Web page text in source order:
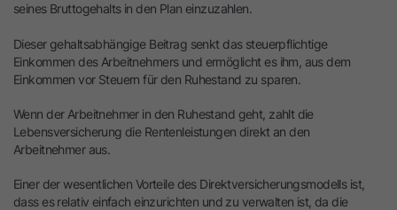
seines Bruttogehalts in den Plan einzuzahlen.
Dieser gehaltsabhängige Beitrag senkt das steuerpflichtige
Einkommen des Arbeitnehmers und ermöglicht es ihm, aus dem
Einkommen vor Steuern für den Ruhestand zu sparen.
Wenn der Arbeitnehmer in den Ruhestand geht, zahlt die
Lebensversicherung die Rentenleistungen direkt an den
Arbeitnehmer aus.
Einer der wesentlichen Vorteile des Direktversicherungsmodells ist,
dass es relativ einfach einzurichten und zu verwalten ist, da die